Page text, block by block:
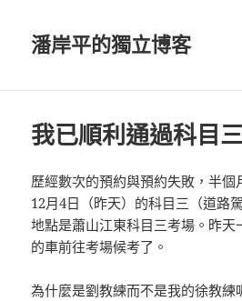
潘岸平的獨立博客
我已順利通過科目
歷經數次的預約與預約失敗，半個
12月4日（昨天）的科目三（道路
地點是蕭山江東科目三考場。昨天
的車前往考場候考了。
為什麼是劉教練而不是我的徐教練